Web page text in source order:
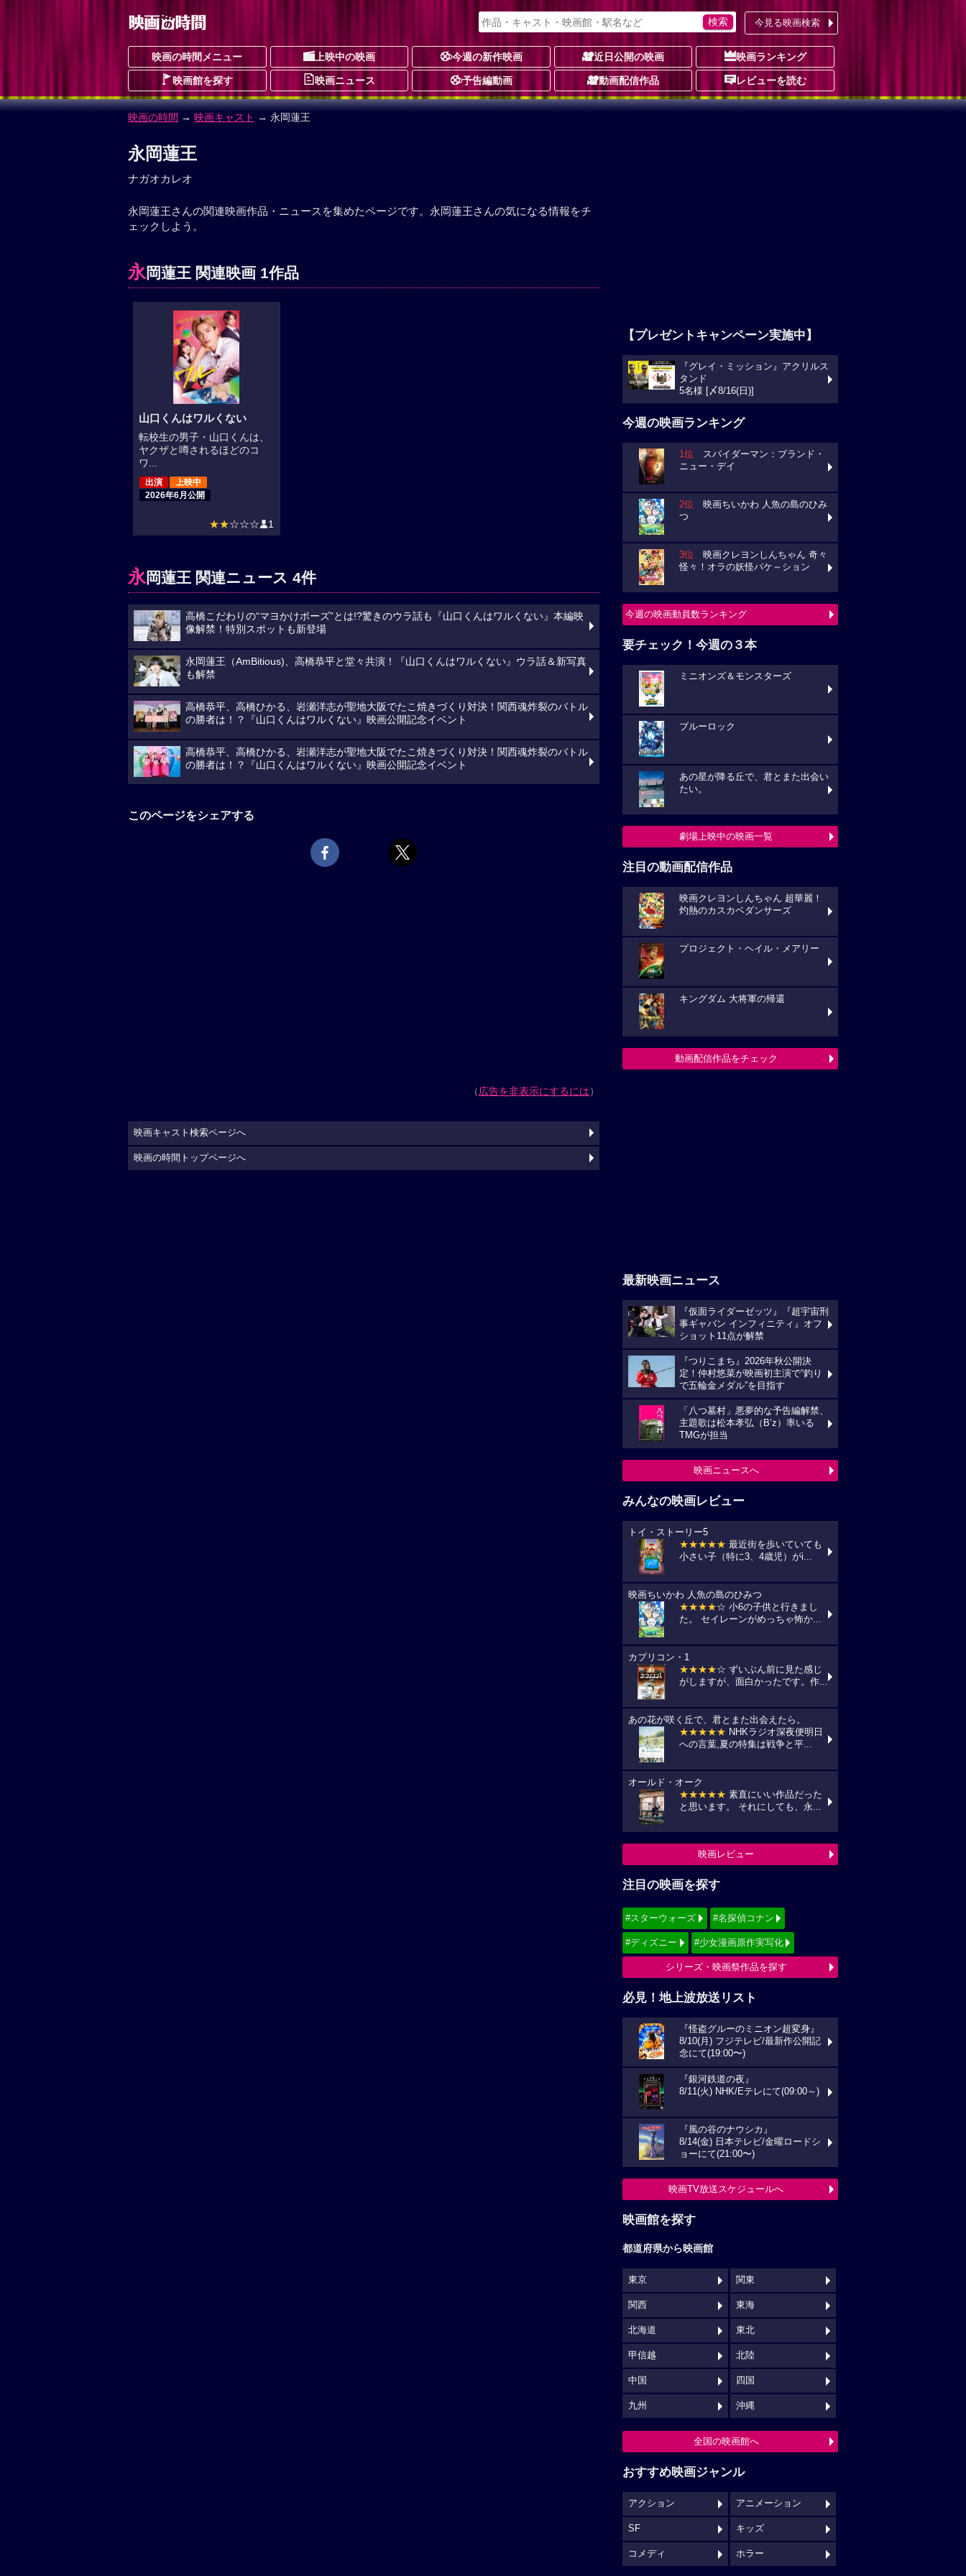
今見る映画検索
映画の時間メニュー 上映中の映画 今週の新作映画 近日公開の映画 映画ランキング
映画館を探す 映画ニュース 予告編動画 動画配信作品 レビューを読む
映画の時間 → 映画キャスト → 永岡蓮王
永岡蓮王
ナガオカレオ
永岡蓮王さんの関連映画作品・ニュースを集めたページです。永岡蓮王さんの気になる情報をチ
ェックしよう。
永岡蓮王 関連映画 1作品
山口くんはワルくない
転校生の男子・山口くんは、
ヤクザと噂されるほどのコ
ワ...
出演
上映中
2026年6月公開
★★☆☆☆ 1
永 岡蓮王 関連ニュース 4件
高橋こだわりの“マヨかけポーズ”とは!?驚きのウラ話も『山口くんはワルくない』本編映
像解禁！特別スポットも新登場
永岡蓮王（AmBitious)、高橋恭平と堂々共演！『山口くんはワルくない』ウラ話＆新写真
も解禁
高橋恭平、高橋ひかる、岩瀬洋志が聖地大阪でたこ焼きづくり対決！関西魂炸裂のバトル
の勝者は！？『山口くんはワルくない』映画公開記念イベント
高橋恭平、高橋ひかる、岩瀬洋志が聖地大阪でたこ焼きづくり対決！関西魂炸裂のバトル
の勝者は！？『山口くんはワルくない』映画公開記念イベント
このページをシェアする
（広告を非表示にするには）
【プレゼントキャンペーン実施中】
『グレイ・ミッション』アクリルス
タンド
5名様 [〆8/16(日)]
今週の映画ランキング
1位 スパイダーマン：ブランド・
ニュー・デイ
2位 映画ちいかわ 人魚の島のひみ
つ
3位 映画クレヨンしんちゃん 奇々
怪々！オラの妖怪バケ～ション
今週の映画動員数ランキング
要チェック！今週の３本
ミニオンズ＆モンスターズ
ブルーロック
あの星が降る丘で、君とまた出会い
たい。
劇場上映中の映画一覧
注目の動画配信作品
映画クレヨンしんちゃん 超華麗！
灼熱のカスカベダンサーズ
プロジェクト・ヘイル・メアリー
キングダム 大将軍の帰還
動画配信作品をチェック
最新映画ニュース
『仮面ライダーゼッツ』『超宇宙刑
事ギャバン インフィニティ』オフ
ショット11点が解禁
『つりこまち』2026年秋公開決
定！仲村悠菜が映画初主演で“釣り
で五輪金メダル”を目指す
「八つ墓村」悪夢的な予告編解禁、
主題歌は松本孝弘（B’z）率いる
TMGが担当
映画ニュースへ
みんなの映画レビュー
トイ・ストーリー5
★★★★★ 最近街を歩いていても
小さい子（特に3、4歳児）がi...
映画ちいかわ 人魚の島のひみつ
★★★★☆ 小6の子供と行きまし
た。 セイレーンがめっちゃ怖か...
カプリコン・1
★★★★☆ ずいぶん前に見た感じ
がしますが、面白かったです。作...
あの花が咲く丘で、君とまた出会えたら。
★★★★★ NHKラジオ深夜便明日
への言葉,夏の特集は戦争と平...
オールド・オーク
★★★★★ 素直にいい作品だった
と思います。 それにしても、永...
映画レビュー
注目の映画を探す
#スターウォーズ #名探偵コナン
#ディズニー #少女漫画原作実写化
シリーズ・映画祭作品を探す
必見！地上波放送リスト
『怪盗グルーのミニオン超変身』
8/10(月) フジテレビ/最新作公開記
念にて(19:00〜)
『銀河鉄道の夜』
8/11(火) NHK/Eテレにて(09:00～)
『風の谷のナウシカ』
8/14(金) 日本テレビ/金曜ロードシ
ョーにて(21:00〜)
映画TV放送スケジュールへ
映画館を探す
都道府県から映画館
東京 関東
関西 東海
北海道 東北
甲信越 北陸
中国 四国
九州 沖縄
全国の映画館へ
おすすめ映画ジャンル
アクション アニメーション
SF キッズ
コメディ ホラー
映画キャスト検索ページへ
映画の時間トップページへ